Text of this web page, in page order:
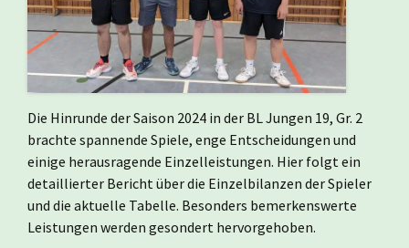
Die Hinrunde der Saison 2024 in der BL Jungen 19, Gr. 2
brachte spannende Spiele, enge Entscheidungen und
einige herausragende Einzelleistungen. Hier folgt ein
detaillierter Bericht über die Einzelbilanzen der Spieler
und die aktuelle Tabelle. Besonders bemerkenswerte
Leistungen werden gesondert hervorgehoben.